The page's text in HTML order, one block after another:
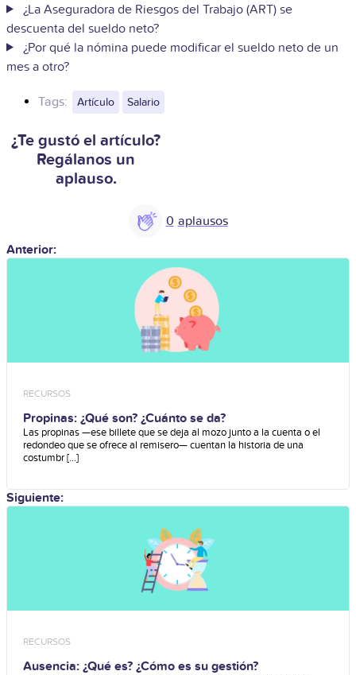
¿La Aseguradora de Riesgos del Trabajo (ART) se
descuenta del sueldo neto?
¿Por qué la nómina puede modificar el sueldo neto de un
mes a otro?
Tags: Artículo Salario
¿Te gustó el artículo?
Regálanos un
aplauso.
0
Anterior:
RECURSOS
Propinas: ¿Qué son? ¿Cuánto se da?
Las propinas —ese billete que se deja al mozo junto a la cuenta o el
redondeo que se ofrece al remisero— cuentan la historia de una
costumbr [...]
Siguiente:
RECURSOS
Ausencia: ¿Qué es? ¿Cómo es su gestión?